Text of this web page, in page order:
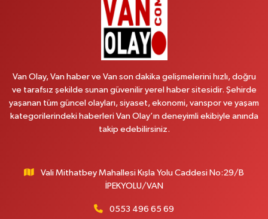
Yol Tarifi Al
CUMHURİYET MAH.KONAK SK.NO:6
0 (530) 442 24 65 Yol Tarifi Al
Yiğit Eczanesi
Van Olay, Van haber ve Van son dakika gelişmelerini hızlı, doğru
ve tarafsız şekilde sunan güvenilir yerel haber sitesidir. Şehirde
yaşanan tüm güncel olayları, siyaset, ekonomi, vanspor ve yaşam
kategorilerindeki haberleri Van Olay’ın deneyimli ekibiyle anında
takip edebilirsiniz.
Vali Mithatbey Mahallesi Kışla Yolu Caddesi No:29/B
İPEKYOLU/VAN
0553 496 65 69